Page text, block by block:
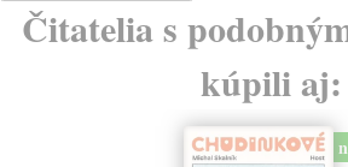
Čitatelia s
kúpili aj: